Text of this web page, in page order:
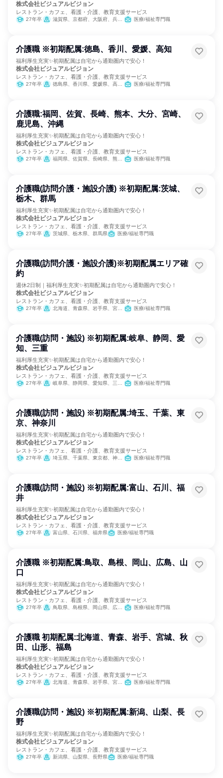
株式会社ビジュアルビジョン
レストラン・カフェ、看護・介護、教育支援サービス
27年卒 滋賀県、京都府、大阪府、兵庫県、奈良県、和歌山県 医療/福祉専門職
介護職 ※初期配属:徳島、香川、愛媛、高知
福利厚生充実✨初期配属は自宅から通勤圏内で安心！
株式会社ビジュアルビジョン
レストラン・カフェ、看護・介護、教育支援サービス
27年卒 徳島県、香川県、愛媛県、高知県 医療/福祉専門職
介護職:福岡、佐賀、長崎、熊本、大分、宮崎、
鹿児島、沖縄
福利厚生充実✨初期配属は自宅から通勤圏内で安心！
株式会社ビジュアルビジョン
レストラン・カフェ、看護・介護、教育支援サービス
27年卒 福岡県、佐賀県、長崎県、熊本県、大分県、宮崎県、鹿児島県、沖縄県 医療/福祉専門職
介護職(訪問介護・施設介護) ※初期配属:茨城、
栃木、群馬
福利厚生充実✨初期配属は自宅から通勤圏内で安心！
株式会社ビジュアルビジョン
レストラン・カフェ、看護・介護、教育支援サービス
27年卒 茨城県、栃木県、群馬県 医療/福祉専門職
介護職(訪問介護・施設介護)※初期配属エリア確
約
週休2日制｜福利厚生充実✨初期配属は自宅から通勤圏内で安心！
株式会社ビジュアルビジョン
レストラン・カフェ、看護・介護、教育支援サービス
27年卒 北海道、青森県、岩手県、宮城県、秋田県、山形県、福島県、茨城県、栃木県、群馬県、埼玉県、千葉県、東京都、神奈川県、新潟県、富山県、石川県、福井県、山梨県、長野県、岐阜県、静岡県、愛知県、三重県、滋賀県、京都府、大阪府、兵庫県、奈良県、和歌山県、鳥取県、島根県、岡山県、広島県、山口県、徳島県、香川県、愛媛県、高知県、福岡県、佐賀県、長崎県、熊本県、大分県、宮崎県、鹿児島県、沖縄県 医療/福祉専門職
介護職(訪問・施設) ※初期配属:岐阜、静岡、愛
知、三重
福利厚生充実✨初期配属は自宅から通勤圏内で安心！
株式会社ビジュアルビジョン
レストラン・カフェ、看護・介護、教育支援サービス
27年卒 岐阜県、静岡県、愛知県、三重県 医療/福祉専門職
介護職(訪問・施設) ※初期配属:埼玉、千葉、東
京、神奈川
福利厚生充実✨初期配属は自宅から通勤圏内で安心！
株式会社ビジュアルビジョン
レストラン・カフェ、看護・介護、教育支援サービス
27年卒 埼玉県、千葉県、東京都、神奈川県 医療/福祉専門職
介護職(訪問・施設) ※初期配属:富山、石川、福
井
福利厚生充実✨初期配属は自宅から通勤圏内で安心！
株式会社ビジュアルビジョン
レストラン・カフェ、看護・介護、教育支援サービス
27年卒 富山県、石川県、福井県 医療/福祉専門職
介護職 ※初期配属:鳥取、島根、岡山、広島、山
口
福利厚生充実✨初期配属は自宅から通勤圏内で安心！
株式会社ビジュアルビジョン
レストラン・カフェ、看護・介護、教育支援サービス
27年卒 鳥取県、島根県、岡山県、広島県、山口県 医療/福祉専門職
介護職 初期配属:北海道、青森、岩手、宮城、秋
田、山形、福島
福利厚生充実✨初期配属は自宅から通勤圏内で安心！
株式会社ビジュアルビジョン
レストラン・カフェ、看護・介護、教育支援サービス
27年卒 北海道、青森県、岩手県、宮城県、秋田県、山形県、福島県 医療/福祉専門職
介護職(訪問・施設) ※初期配属:新潟、山梨、長
野
福利厚生充実✨初期配属は自宅から通勤圏内で安心！
株式会社ビジュアルビジョン
レストラン・カフェ、看護・介護、教育支援サービス
27年卒 新潟県、山梨県、長野県 医療/福祉専門職